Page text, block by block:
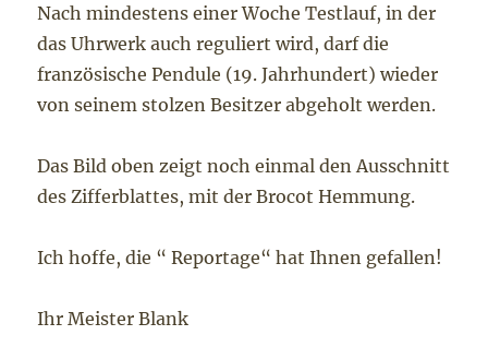
Nach mindestens einer Woche Testlauf, in der
das Uhrwerk auch reguliert wird, darf die
französische Pendule (19. Jahrhundert) wieder
von seinem stolzen Besitzer abgeholt werden.
Das Bild oben zeigt noch einmal den Ausschnitt
des Zifferblattes, mit der Brocot Hemmung.
Ich hoffe, die “ Reportage“ hat Ihnen gefallen!
Ihr Meister Blank